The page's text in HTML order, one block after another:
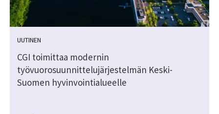
UUTINEN
CGI toimittaa modernin
työvuorosuunnittelujärjestelmän Keski-
Suomen hyvinvointialueelle